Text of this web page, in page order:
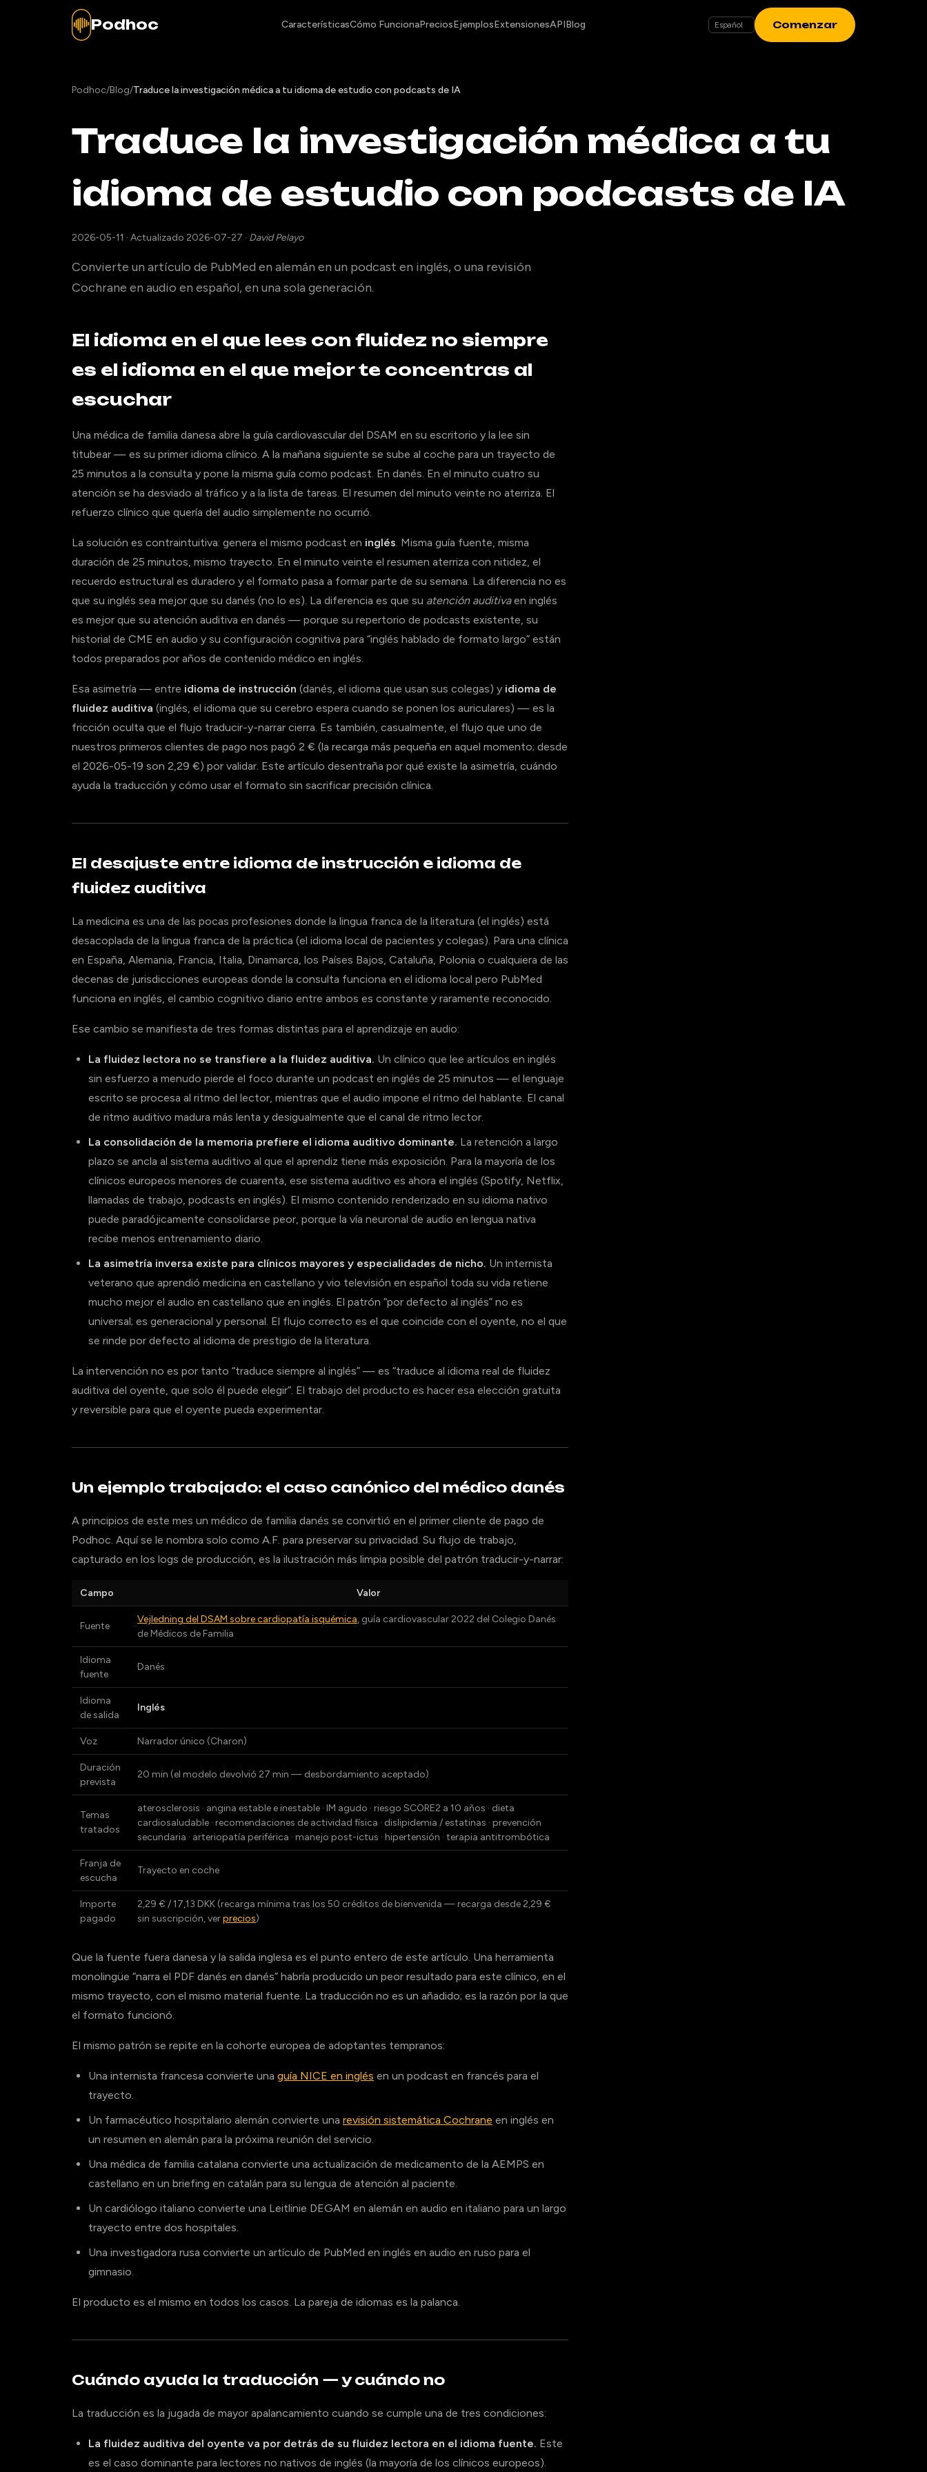
Podhoc CaracterísticasCómo FuncionaPreciosEjemplosExtensionesAPIBlog Comenzar
Podhoc/Blog/Traduce la investigación médica a tu idioma de estudio con podcasts de IA
Traduce la investigación médica a tu
idioma de estudio con podcasts de IA
2026-05-11 · Actualizado 2026-07-27 · David Pelayo
Convierte un artículo de PubMed en alemán en un podcast en inglés, o una revisión
Cochrane en audio en español, en una sola generación.
El idioma en el que lees con fluidez no siempre
es el idioma en el que mejor te concentras al
escuchar
Una médica de familia danesa abre la guía cardiovascular del DSAM en su escritorio y la lee sin
titubear — es su primer idioma clínico. A la mañana siguiente se sube al coche para un trayecto de
25 minutos a la consulta y pone la misma guía como podcast. En danés. En el minuto cuatro su
atención se ha desviado al tráfico y a la lista de tareas. El resumen del minuto veinte no aterriza. El
refuerzo clínico que quería del audio simplemente no ocurrió.
La solución es contraintuitiva: genera el mismo podcast en inglés. Misma guía fuente, misma
duración de 25 minutos, mismo trayecto. En el minuto veinte el resumen aterriza con nitidez, el
recuerdo estructural es duradero y el formato pasa a formar parte de su semana. La diferencia no es
que su inglés sea mejor que su danés (no lo es). La diferencia es que su atención auditivaen inglés
es mejor que su atención auditiva en danés — porque su repertorio de podcasts existente, su
historial de CME en audio y su configuración cognitiva para “inglés hablado de formato largo” están
todos preparados por años de contenido médico en inglés.
Esa asimetría — entre idioma de instrucción (danés, el idioma que usan sus colegas) y idioma de
fluidez auditiva (inglés, el idioma que su cerebro espera cuando se ponen los auriculares) — es la
fricción oculta que el flujo traducir-y-narrar cierra. Es también, casualmente, el flujo que uno de
nuestros primeros clientes de pago nos pagó 2 € (la recarga más pequeña en aquel momento; desde
el 2026-05-19 son 2,29 €) por validar. Este artículo desentraña por qué existe la asimetría, cuándo
ayuda la traducción y cómo usar el formato sin sacrificar precisión clínica.
El desajuste entre idioma de instrucción e idioma de
fluidez auditiva
La medicina es una de las pocas profesiones donde la lingua franca de la literatura (el inglés) está
desacoplada de la lingua franca de la práctica (el idioma local de pacientes y colegas). Para una clínica
en España, Alemania, Francia, Italia, Dinamarca, los Países Bajos, Cataluña, Polonia o cualquiera de las
decenas de jurisdicciones europeas donde la consulta funciona en el idioma local pero PubMed
funciona en inglés, el cambio cognitivo diario entre ambos es constante y raramente reconocido.
Ese cambio se manifiesta de tres formas distintas para el aprendizaje en audio:
La fluidez lectora no se transfiere a la fluidez auditiva. Un clínico que lee artículos en inglés
sin esfuerzo a menudo pierde el foco durante un podcast en inglés de 25 minutos — el lenguaje
escrito se procesa al ritmo del lector, mientras que el audio impone el ritmo del hablante. El canal
de ritmo auditivo madura más lenta y desigualmente que el canal de ritmo lector.
La consolidación de la memoria prefiere el idioma auditivo dominante. La retención a largo
plazo se ancla al sistema auditivo al que el aprendiz tiene más exposición. Para la mayoría de los
clínicos europeos menores de cuarenta, ese sistema auditivo es ahora el inglés (Spotify, Netflix,
llamadas de trabajo, podcasts en inglés). El mismo contenido renderizado en su idioma nativo
puede paradójicamente consolidarse peor, porque la vía neuronal de audio en lengua nativa
recibe menos entrenamiento diario.
La asimetría inversa existe para clínicos mayores y especialidades de nicho. Un internista
veterano que aprendió medicina en castellano y vio televisión en español toda su vida retiene
mucho mejor el audio en castellano que en inglés. El patrón “por defecto al inglés” no es
universal; es generacional y personal. El flujo correcto es el que coincide con el oyente, no el que
se rinde por defecto al idioma de prestigio de la literatura.
La intervención no es por tanto “traduce siempre al inglés” — es “traduce al idioma real de fluidez
auditiva del oyente, que solo él puede elegir”. El trabajo del producto es hacer esa elección gratuita
y reversible para que el oyente pueda experimentar.
Un ejemplo trabajado: el caso canónico del médico danés
A principios de este mes un médico de familia danés se convirtió en el primer cliente de pago de
Podhoc. Aquí se le nombra solo como A.F. para preservar su privacidad. Su flujo de trabajo,
capturado en los logs de producción, es la ilustración más limpia posible del patrón traducir-y-narrar:
Campo Valor
Fuente
Vejledning del DSAM sobre cardiopatía isquémica, guía cardiovascular 2022 del Colegio Danés
de Médicos de Familia
Idioma
fuente
Danés
Idioma
de salida
Inglés
Voz Narrador único (Charon)
Duración
prevista
20 min (el modelo devolvió 27 min — desbordamiento aceptado)
Temas
tratados
aterosclerosis · angina estable e inestable · IM agudo · riesgo SCORE2 a 10 años · dieta
cardiosaludable · recomendaciones de actividad física · dislipidemia / estatinas · prevención
secundaria · arteriopatía periférica · manejo post-ictus · hipertensión · terapia antitrombótica
Franja de
escucha
Trayecto en coche
Importe
pagado
2,29 € / 17,13 DKK (recarga mínima tras los 50 créditos de bienvenida — recarga desde 2,29 €
sin suscripción, verprecios)
Que la fuente fuera danesa y la salida inglesa es el punto entero de este artículo. Una herramienta
monolingüe “narra el PDF danés en danés” habría producido un peor resultado para este clínico, en el
mismo trayecto, con el mismo material fuente. La traducción no es un añadido; es la razón por la que
el formato funcionó.
El mismo patrón se repite en la cohorte europea de adoptantes tempranos:
Una internista francesa convierte una guía NICE en inglés en un podcast en francés para el
trayecto.
Un farmacéutico hospitalario alemán convierte una revisión sistemática Cochrane en inglés en
un resumen en alemán para la próxima reunión del servicio.
Una médica de familia catalana convierte una actualización de medicamento de la AEMPS en
castellano en un briefing en catalán para su lengua de atención al paciente.
Un cardiólogo italiano convierte una Leitlinie DEGAM en alemán en audio en italiano para un largo
trayecto entre dos hospitales.
Una investigadora rusa convierte un artículo de PubMed en inglés en audio en ruso para el
gimnasio.
El producto es el mismo en todos los casos. La pareja de idiomas es la palanca.
Cuándo ayuda la traducción — y cuándo no
La traducción es la jugada de mayor apalancamiento cuando se cumple una de tres condiciones:
La fluidez auditiva del oyente va por detrás de su fluidez lectora en el idioma fuente. Este
es el caso dominante para lectores no nativos de inglés (la mayoría de los clínicos europeos).